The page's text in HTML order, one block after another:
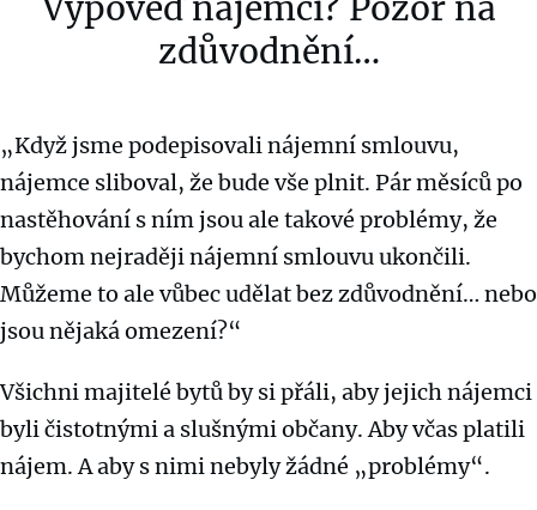
zdůvodnění…
„Když jsme podepisovali nájemní smlouvu,
nájemce sliboval, že bude vše plnit. Pár měsíců po
nastěhování s ním jsou ale takové problémy, že
bychom nejraději nájemní smlouvu ukončili.
Můžeme to ale vůbec udělat bez zdůvodnění… nebo
jsou nějaká omezení?“
Všichni majitelé bytů by si přáli, aby jejich nájemci
byli čistotnými a slušnými občany. Aby včas platili
nájem. A aby s nimi nebyly žádné „problémy“.